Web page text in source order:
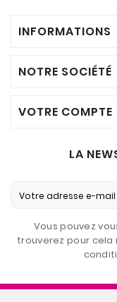
INFORMATIONS
NOTRE SOCIÉTÉ
VOTRE COMPTE
LA
Vous pouvez
trouverez pour